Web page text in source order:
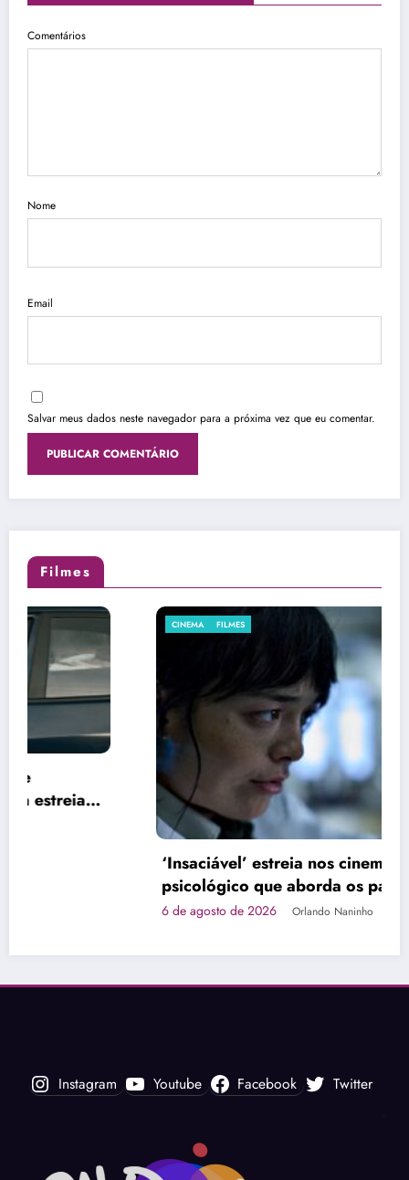
Comentários
Nome
Email
Salvar meus dados neste navegador para a próxima vez que eu comentar.
Filmes
CINEMA
‘Insaciável’ estreia nos cinemas com terror
psicológico que aborda os padrões de
Orlando Naninho
Instagram Youtube Facebook Twitter